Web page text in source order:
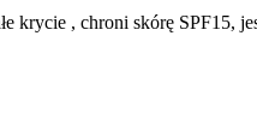
krycie , chroni skórę SPF15,